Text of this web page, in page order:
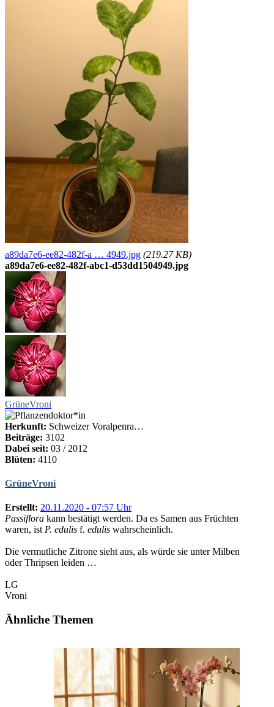
a89da7e6-ee82-482f-a … 4949.jpg (219.27 KB)
a89da7e6-ee82-482f-abc1-d53dd1504949.jpg
GrüneVroni
Herkunft: Schweizer Voralpenra…
Beiträge: 3102
Dabei seit: 03 / 2012
Blüten: 4110
GrüneVroni
Erstellt: 20.11.2020 - 07:57 Uhr
Passiflora kann bestätigt werden. Da es Samen aus Früchten
waren, ist P. edulis f. edulis wahrscheinlich.
Die vermutliche Zitrone sieht aus, als würde sie unter Milben
oder Thripsen leiden …
LG
Vroni
Ähnliche Themen